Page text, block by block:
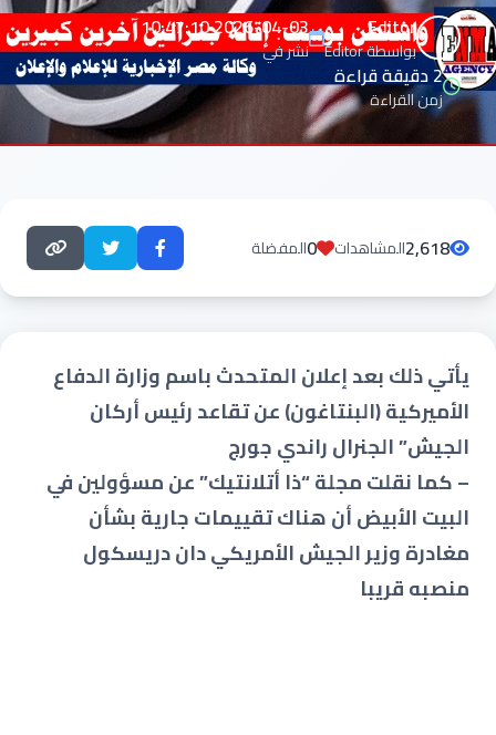
Editor
بواسطة Editor
2026-04-03 10:47:10
نشر في
2 دقيقة قراءة
زمن القراءة
2,618المشاهدات 0المفضلة
يأتي ذلك بعد إعلان المتحدث باسم وزارة الدفاع
الأميركية (البنتاغون) عن تقاعد رئيس أركان
الجيش” الجنرال راندي جورج
– كما نقلت مجلة “ذا أتلانتيك” عن مسؤولين في
البيت الأبيض أن هناك تقييمات جارية بشأن
مغادرة وزير الجيش الأمريكي دان دريسكول
منصبه قريبا